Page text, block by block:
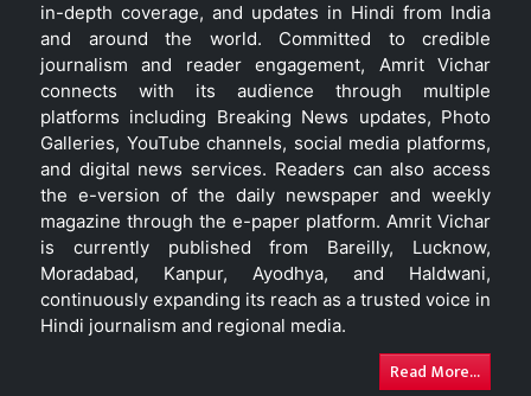
in-depth coverage, and updates in Hindi from India
and around the world. Committed to credible
journalism and reader engagement, Amrit Vichar
connects with its audience through multiple
platforms including Breaking News updates, Photo
Galleries, YouTube channels, social media platforms,
and digital news services. Readers can also access
the e-version of the daily newspaper and weekly
magazine through the e-paper platform. Amrit Vichar
is currently published from Bareilly, Lucknow,
Moradabad, Kanpur, Ayodhya, and Haldwani,
continuously expanding its reach as a trusted voice in
Hindi journalism and regional media.
Read More...